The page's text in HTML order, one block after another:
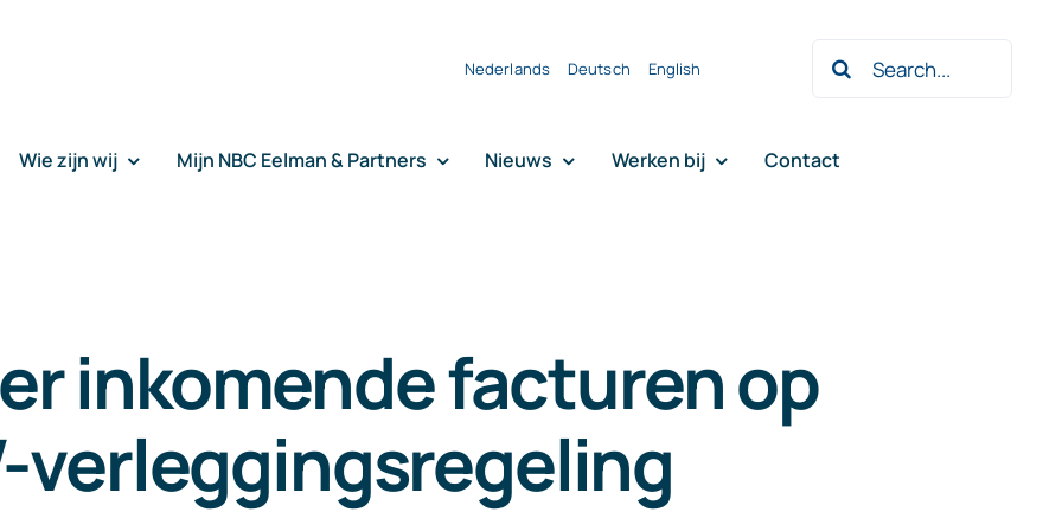
Nederlands Deutsch English
Zoeken
naar:
Wie zijn wij Mijn NBC Eelman & Partners Nieuws Werken bij Contact
inkomende facturen op
verleggingsregeling